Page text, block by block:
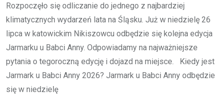
Rozpoczęło się odliczanie do jednego z najbardziej
klimatycznych wydarzeń lata na Śląsku. Już w niedzielę 26
lipca w katowickim Nikiszowcu odbędzie się kolejna edycja
Jarmarku u Babci Anny. Odpowiadamy na najważniejsze
pytania o tegoroczną edycję i dojazd na miejsce. Kiedy jest
Jarmark u Babci Anny 2026? Jarmark u Babci Anny odbędzie
się w niedzielę